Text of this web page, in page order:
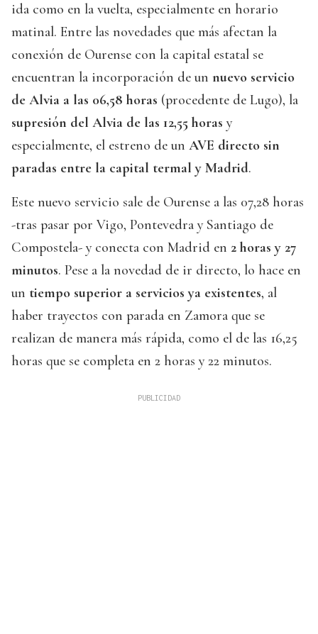
ida como en la vuelta, especialmente en horario
matinal. Entre las novedades que más afectan la
conexión de Ourense con la capital estatal se
encuentran la incorporación de un nuevo servicio
de Alvia a las 06,58 horas (procedente de Lugo), la
supresión del Alvia de las 12,55 horas y
especialmente, el estreno de un AVE directo sin
paradas entre la capital termal y Madrid.
Este nuevo servicio sale de Ourense a las 07,28 horas
-tras pasar por Vigo, Pontevedra y Santiago de
Compostela- y conecta con Madrid en 2 horas y 27
minutos. Pese a la novedad de ir directo, lo hace en
un tiempo superior a servicios ya existentes, al
haber trayectos con parada en Zamora que se
realizan de manera más rápida, como el de las 16,25
horas que se completa en 2 horas y 22 minutos.